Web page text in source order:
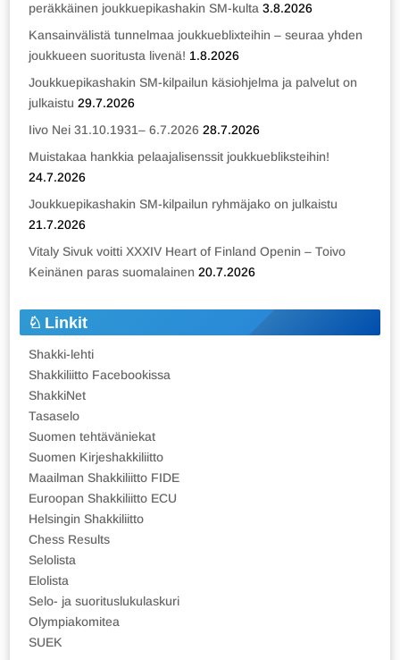
peräkkäinen joukkuepikashakin SM-kulta 3.8.2026
Kansainvälistä tunnelmaa joukkueblixteihin – seuraa yhden
joukkueen suoritusta livenä! 1.8.2026
Joukkuepikashakin SM-kilpailun käsiohjelma ja palvelut on
julkaistu 29.7.2026
Iivo Nei 31.10.1931– 6.7.2026 28.7.2026
Muistakaa hankkia pelaajalisenssit joukkuebliksteihin!
24.7.2026
Joukkuepikashakin SM-kilpailun ryhmäjako on julkaistu
21.7.2026
Vitaly Sivuk voitti XXXIV Heart of Finland Openin – Toivo
Keinänen paras suomalainen 20.7.2026
Linkit
Shakki-lehti
Shakkiliitto Facebookissa
ShakkiNet
Tasaselo
Suomen tehtäväniekat
Suomen Kirjeshakkiliitto
Maailman Shakkiliitto FIDE
Euroopan Shakkiliitto ECU
Helsingin Shakkiliitto
Chess Results
Selolista
Elolista
Selo- ja suorituslukulaskuri
Olympiakomitea
SUEK